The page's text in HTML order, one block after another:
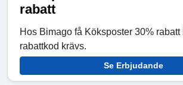
rabatt
Hos Bimago få Köksposter 30% rabatt
rabattkod krävs.
Se Erbjudande